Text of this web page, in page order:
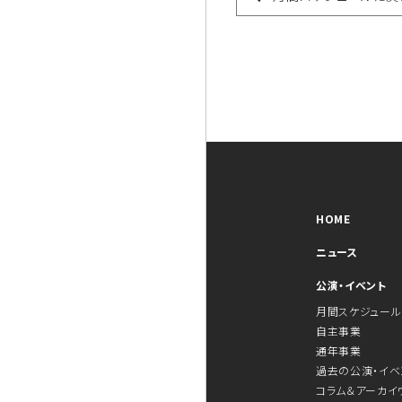
HOME
ニュース
公演・イベント
月間スケジュール
自主事業
通年事業
過去の公演・イベ
コラム＆アーカイ